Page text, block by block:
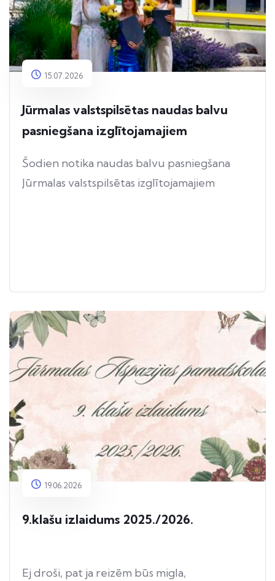
15.07.2026
Jūrmalas valstspilsētas naudas balvu
pasniegšana izglītojamajiem
Šodien notika naudas balvu pasniegšana
Jūrmalas valstspilsētas izglītojamajiem
19.06.2026
9.klašu izlaidums 2025./2026.
Ej droši, pat ja reizēm būs migla,